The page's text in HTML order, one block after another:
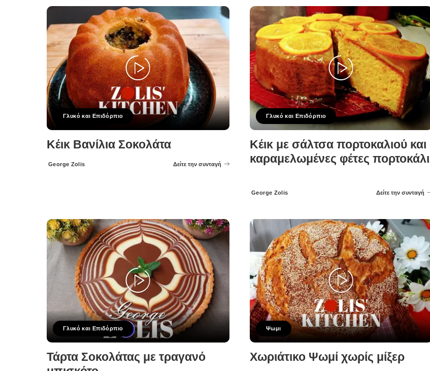
Γλυκό και Επιδόρπιο
Κέικ Βανίλια Σοκολάτα
Posted
George Zolis Δείτε την συνταγή
Γλυκό και Επιδόρπιο
Κέικ με σάλτσα πορτοκαλιού και
καραμελωμένες φέτες πορτοκάλι
Posted
George Zolis Δείτε την συνταγή
Γλυκό και Επιδόρπιο
Τάρτα Σοκολάτας με τραγανό
Ψωμι
Χωριάτικο Ψωμί χωρίς μίξερ